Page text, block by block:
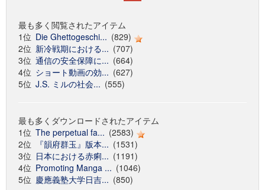
最も多く閲覧されたアイテム
1位 Die Ghettogeschi... (829)
2位 新冷戦期における... (707)
3位 通信の安全保障に... (664)
4位 ショート動画の効... (627)
5位 J.S. ミルの社会... (555)
最も多くダウンロードされたアイテム
1位 The perpetual fa... (2583)
2位
『韻府群玉』版本... (1531)
3位 日本における赤痢... (1191)
4位 Promoting Manga ... (1046)
5位 慶應義塾大学日吉... (850)